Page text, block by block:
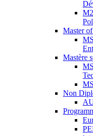
Master
Mastère
Non